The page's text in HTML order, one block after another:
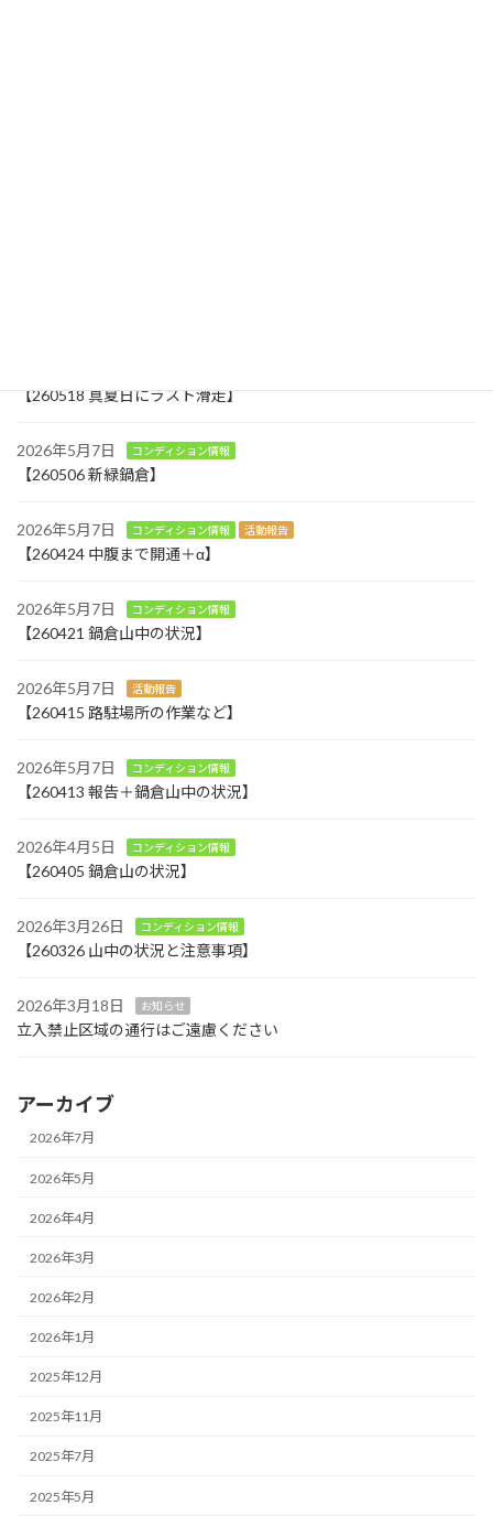
【260518 真夏日にラスト滑走】
2026年5月7日 コンディション情報
【260506 新緑鍋倉】
2026年5月7日 コンディション情報 活動報告
【260424 中腹まで開通＋α】
2026年5月7日 コンディション情報
【260421 鍋倉山中の状況】
2026年5月7日 活動報告
【260415 路駐場所の作業など】
2026年5月7日 コンディション情報
【260413 報告＋鍋倉山中の状況】
2026年4月5日 コンディション情報
【260405 鍋倉山の状況】
2026年3月26日 コンディション情報
【260326 山中の状況と注意事項】
2026年3月18日 お知らせ
立入禁止区域の通行はご遠慮ください
アーカイブ
2026年7月
2026年5月
2026年4月
2026年3月
2026年2月
2026年1月
2025年12月
2025年11月
2025年7月
2025年5月